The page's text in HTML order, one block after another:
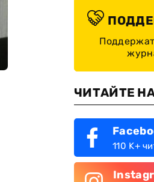
ЧИТАЙТЕ
110 K+